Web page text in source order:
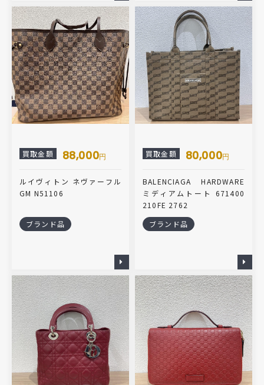
買取金額 88,000円
ルイヴィトン ネヴァーフル
GM N51106
ブランド品
買取金額 80,000円
BALENCIAGA HARDWARE
ミディアムトート 671400
210FE 2762
ブランド品